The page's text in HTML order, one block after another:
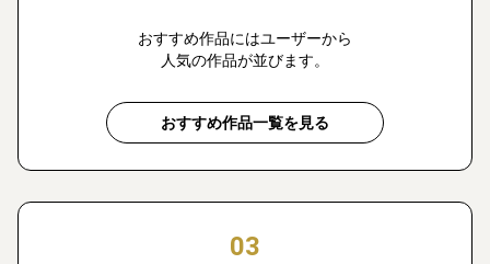
おすすめ作品にはユーザーから
人気の作品が並びます。
おすすめ作品一覧を見る
03